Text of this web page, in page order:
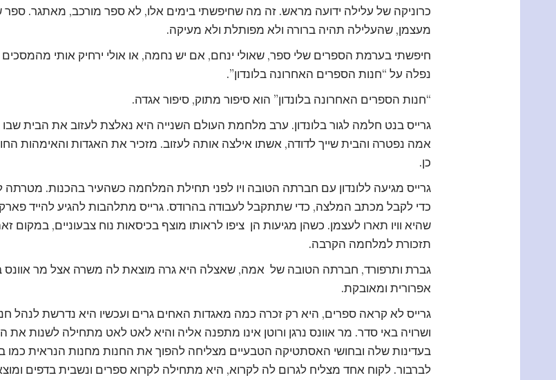
כרוניקה של עלילה ידועה מראש. זה מה שחיפשתי בימים אלו, לא ספר מורכב, מאתגר. ספר
מעצמן, שהעלילה תהיה ברורה ולא מפותלת ולא מעיקה.
חיפשתי בערמת הספרים שלי ספר, שאולי ינחם, אם יש נחמה, או אולי ירחיק אותי
נפלה על “חנות הספרים האחרונה בלונדון”.
“חנות הספרים האחרונה בלונדון” הוא סיפור מתוק, סיפור אגדה.
גרייס בנט חלמה לגור בלונדון. ערב מלחמת העולם השנייה היא נאלצת לעזוב את הבית שבו
אמה נפטרה והבית שייך לדודה, אשתו אילצה אותה לעזוב. מזכיר את האגדות והאימהות
כן.
גרייס מגיעה ללונדון עם חברתה הטובה ויו לפני תחילת המלחמה כשהעיר בהכנות. מטרתה
כדי לקבל מכתב המלצה, כדי שתתקבל לעבודה בהרודס. גרייס מתלהבות להגיע להייד פארק
שהיא וויו תארו לעצמן. כשהן מגיעות הן ציפו לראותו מוצף בכיסאות נוח צבעוניים, במקום
תזכורת למלחמה הקרבה.
גברת ותרפורד, חברתה הטובה של אמה, שאצלה היא גרה מוצאת לה משרה אצל מר אוונס
אפרורית ומאובקת.
גרייס לא קראה ספרים, היא רק זכרה כמה מאגדות האחים גרים ועכשיו היא נדרשת לנהל
ושרויה באי סדר. מר אוונס נרגן ורוטן אינו מתפנה אליה והיא לאט לאט מתחילה לשנות את
בעדינות שלה ובחושי האסתטיקה הטבעיים מצליחה להפוך את החנות מחנות הנראית כמו
לברבור. לקוח אחד מצליח לגרום לה לקרוא, היא מתחילה לקרוא ספרים ונשבית בדפים